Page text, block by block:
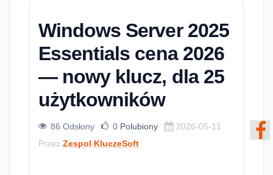
Windows Server 2025
Essentials cena 2026
— nowy klucz, dla 25
użytkowników
86 Odsłony 0 Polubiony
2026-05-11
Przez Zespol KluczeSoft